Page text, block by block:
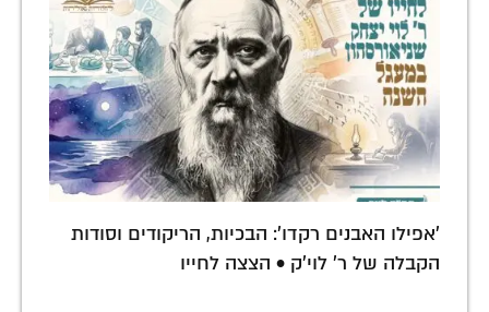
'אפילו האבנים רקדו': הבכיות, הריקודים וסודות
הקבלה של ר' לוי'ק • הצצה לחייו